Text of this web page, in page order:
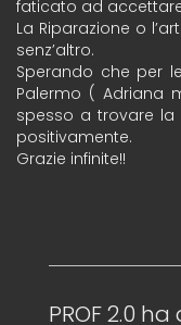
faticato ad
La Riparazione o
senz’altro.
Sperando che per
Palermo ( Adriana
spesso a trovare
positivamente.
Grazie infinite!!
PROF 2.0 ha